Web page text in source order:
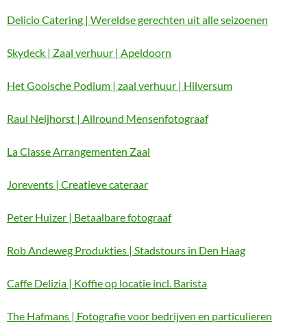
Delicio Catering | Wereldse gerechten uit alle seizoenen
Skydeck | Zaal verhuur | Apeldoorn
Het Gooische Podium | zaal verhuur | Hilversum
Raul Neijhorst | Allround Mensenfotograaf
La Classe Arrangementen Zaal
Jorevents | Creatieve cateraar
Peter Huizer | Betaalbare fotograaf
Rob Andeweg Produkties | Stadstours in Den Haag
Caffe Delizia | Koffie op locatie incl. Barista
The Hafmans | Fotografie voor bedrijven en particulieren